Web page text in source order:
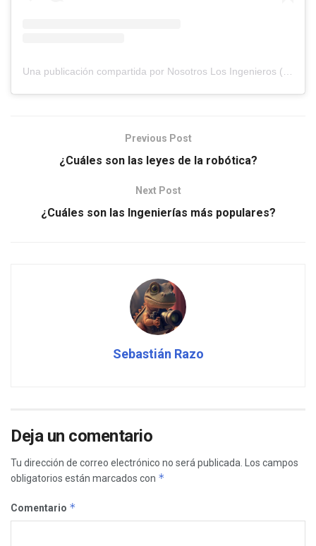
Una publicación compartida por Nosotros Los Ingenieros (@nosotros.los.ingenieros)
Previous Post
¿Cuáles son las leyes de la robótica?
Next Post
¿Cuáles son las Ingenierías más populares?
Sebastián Razo
Deja un comentario
Tu dirección de correo electrónico no será publicada. Los campos
obligatorios están marcados con *
Comentario *